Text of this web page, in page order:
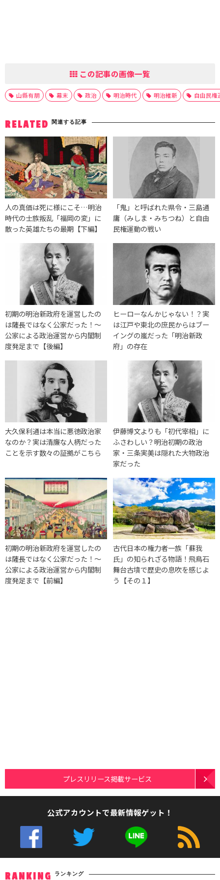
この記事の画像一覧
山縣有朋 幕末 政治 明治時代 明治維新 自由民権
RELATED 関連する記事
人の真価は死に様にこそ…明治
時代の士族叛乱「福岡の変」に
散った英雄たちの最期【下編】
「鬼」と呼ばれた県令・三島通
庸（みしま・みちつね）と自由
民権運動の戦い
初期の明治新政府を運営したの
は薩長ではなく公家だった！～
公家による政治運営から内閣制
度発足まで【後編】
ヒーローなんかじゃない！？実
は江戸や東北の庶民からはブー
イングの嵐だった「明治新政
府」の存在
大久保利通は本当に悪徳政治家
なのか？実は清廉な人柄だった
ことを示す数々の証拠がこちら
伊藤博文よりも「初代宰相」に
ふさわしい？明治初期の政治
家・三条実美は隠れた大物政治
家だった
初期の明治新政府を運営したの
は薩長ではなく公家だった！～
公家による政治運営から内閣制
度発足まで【前編】
古代日本の権力者一族「蘇我
氏」の知られざる物語！飛鳥石
舞台古墳で歴史の息吹を感じよ
う【その１】
プレスリリース掲載サービス
公式アカウントで最新情報ゲット！
RANKING ランキング